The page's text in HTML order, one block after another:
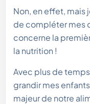
Non, en effet, mais
de compléter mes
concerne la
la nutrition !
Avec plus de
grandir mes
majeur de notre